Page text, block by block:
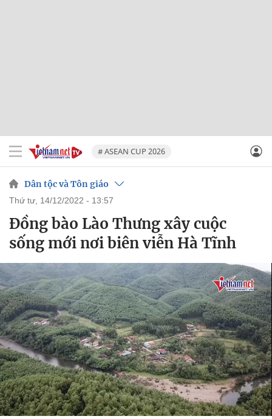
# ASEAN CUP 2026
Dân tộc và Tôn giáo
thứ tư, 14/12/2022 - 13:57
Đồng bào Lào Thưng xây cuộc
sống mới nơi biên viễn Hà Tĩnh